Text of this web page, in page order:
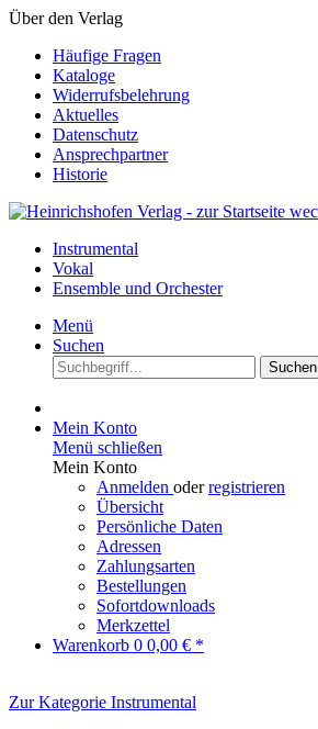
Über den Verlag
Häufige Fragen
Kataloge
Widerrufsbelehrung
Aktuelles
Datenschutz
Ansprechpartner
Historie
Instrumental
Vokal
Ensemble und Orchester
Menü
Suchen
Suchen
Mein Konto
Menü schließen
Mein Konto
Anmelden oderregistrieren
Übersicht
Persönliche Daten
Adressen
Zahlungsarten
Bestellungen
Sofortdownloads
Merkzettel
Warenkorb 0 0,00 € *
Zur Kategorie Instrumental